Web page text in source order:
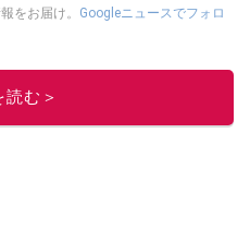
をお届け。 Googleニュースでフォロ
イチオシストの他の記事を読む
む＞